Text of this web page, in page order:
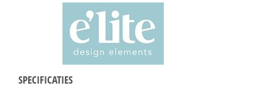
SPECIFICATIES